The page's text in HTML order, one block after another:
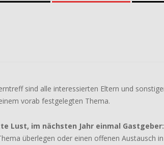
sind alle interessierten Eltern und
vorab festgelegten Thema.
Lust, im nächsten Jahr einmal
überlegen oder einen offenen Austausch